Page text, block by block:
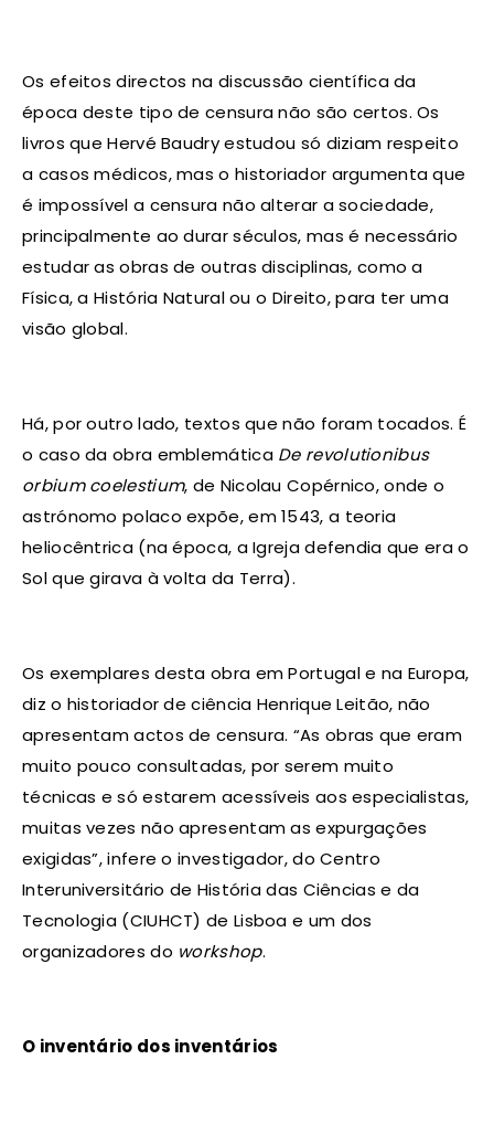
Os efeitos directos na discussão científica da
época deste tipo de censura não são certos. Os
livros que Hervé Baudry estudou só diziam respeito
a casos médicos, mas o historiador argumenta que
é impossível a censura não alterar a sociedade,
principalmente ao durar séculos, mas é necessário
estudar as obras de outras disciplinas, como a
Física, a História Natural ou o Direito, para ter uma
visão global.
Há, por outro lado, textos que não foram tocados. É
o caso da obra emblemática De revolutionibus
orbium coelestium, de Nicolau Copérnico, onde o
astrónomo polaco expõe, em 1543, a teoria
heliocêntrica (na época, a Igreja defendia que era o
Sol que girava à volta da Terra).
Os exemplares desta obra em Portugal e na Europa,
diz o historiador de ciência Henrique Leitão, não
apresentam actos de censura. “As obras que eram
muito pouco consultadas, por serem muito
técnicas e só estarem acessíveis aos especialistas,
muitas vezes não apresentam as expurgações
exigidas”, infere o investigador, do Centro
Interuniversitário de História das Ciências e da
Tecnologia (CIUHCT) de Lisboa e um dos
organizadores do workshop.
O inventário dos inventários